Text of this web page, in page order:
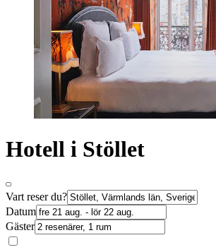
Hotell i Stöllet
Vart reser du?
Datum
Gäster